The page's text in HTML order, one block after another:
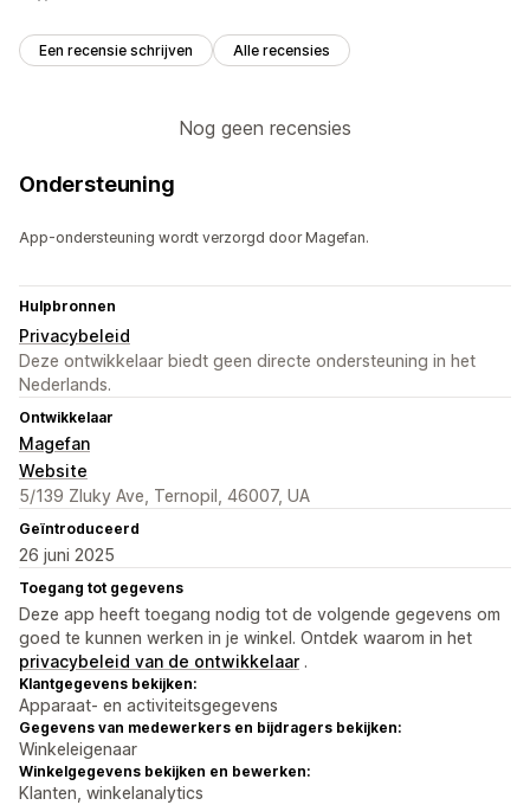
Een recensie schrijven Alle recensies
Nog geen recensies
Ondersteuning
App-ondersteuning wordt verzorgd door Magefan.
Hulpbronnen
Privacybeleid
Deze ontwikkelaar biedt geen directe ondersteuning in het
Nederlands.
Ontwikkelaar
Magefan
Website
5/139 Zluky Ave, Ternopil, 46007, UA
Geïntroduceerd
26 juni 2025
Toegang tot gegevens
Deze app heeft toegang nodig tot de volgende gegevens om
goed te kunnen werken in je winkel. Ontdek waarom in het
privacybeleid van de ontwikkelaar .
Klantgegevens bekijken:
Apparaat- en activiteitsgegevens
Gegevens van medewerkers en bijdragers bekijken:
Winkeleigenaar
Winkelgegevens bekijken en bewerken:
Klanten, winkelanalytics